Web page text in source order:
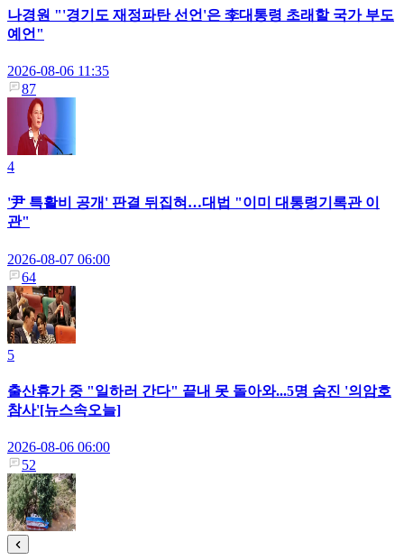
나경원 "'경기도 재정파탄 선언'은 李대통령 초래할 국가 부도
예언"
2026-08-06 11:35
87
4
'尹 특활비 공개' 판결 뒤집혀…대법 "이미 대통령기록관 이
관"
2026-08-07 06:00
64
5
출산휴가 중 "일하러 간다" 끝내 못 돌아와...5명 숨진 '의암호
참사'[뉴스속오늘]
2026-08-06 06:00
52